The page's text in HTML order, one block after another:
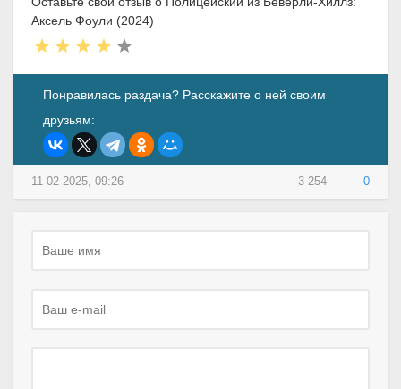
Аксель Фоули (2024)
Понравилась раздача? Расскажите о ней своим
друзьям:
3 254 0
11-02-2025, 09:26